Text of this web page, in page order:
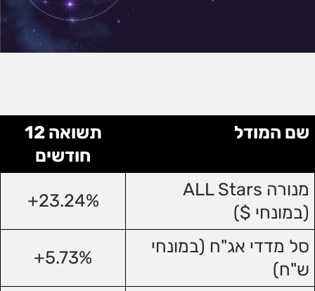
שם המודל
תשואה 12
חודשים
מנורה ALL Stars
(במונחי $)
23.24%+
סל מדדי אג"ח (במונחי
ש"ח)
5.73%+